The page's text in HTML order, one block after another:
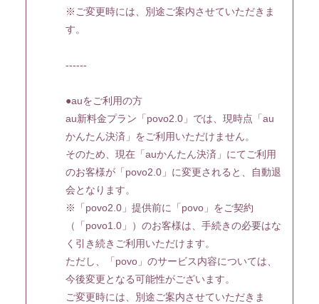
※ご変更時には、別途ご案内させていただきま
す。
------
●auをご利用の方
au新料金プラン「povo2.0」では、現時点「au
かんたん決済」をご利用いただけません。
そのため、現在「auかんたん決済」にてご利用
のお客様が「povo2.0」に変更されると、自動退
会となります。
※「povo2.0」提供前に「povo」をご契約
（「povo1.0」）のお客様は、手続きの必要はな
く引き続きご利用いただけます。
ただし、「povo」のサービス内容については、
今後変更となる可能性がございます。
ご変更時には、別途ご案内させていただきま